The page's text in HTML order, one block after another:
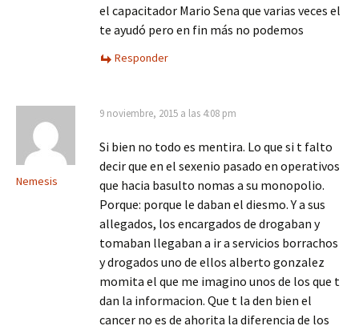
el capacitador Mario Sena que varias veces el
te ayudó pero en fin más no podemos
Responder
Nemesis
9 noviembre, 2015 a las 4:08 pm
Si bien no todo es mentira. Lo que si t falto
decir que en el sexenio pasado en operativos
que hacia basulto nomas a su monopolio.
Porque: porque le daban el diesmo. Y a sus
allegados, los encargados de drogaban y
tomaban llegaban a ir a servicios borrachos
y drogados uno de ellos alberto gonzalez
momita el que me imagino unos de los que t
dan la informacion. Que t la den bien el
cancer no es de ahorita la diferencia de los